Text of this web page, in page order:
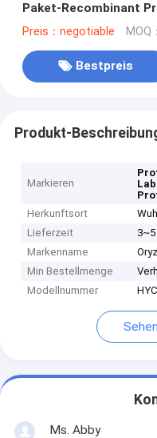
Paket-Recombinant
Preis：negotiable MOQ
Bestpreis
Produkt-
Markieren
Herkunftsort
Lieferzeit
Markenname
Min Bestellmenge
Modellnummer
Ms. Abby